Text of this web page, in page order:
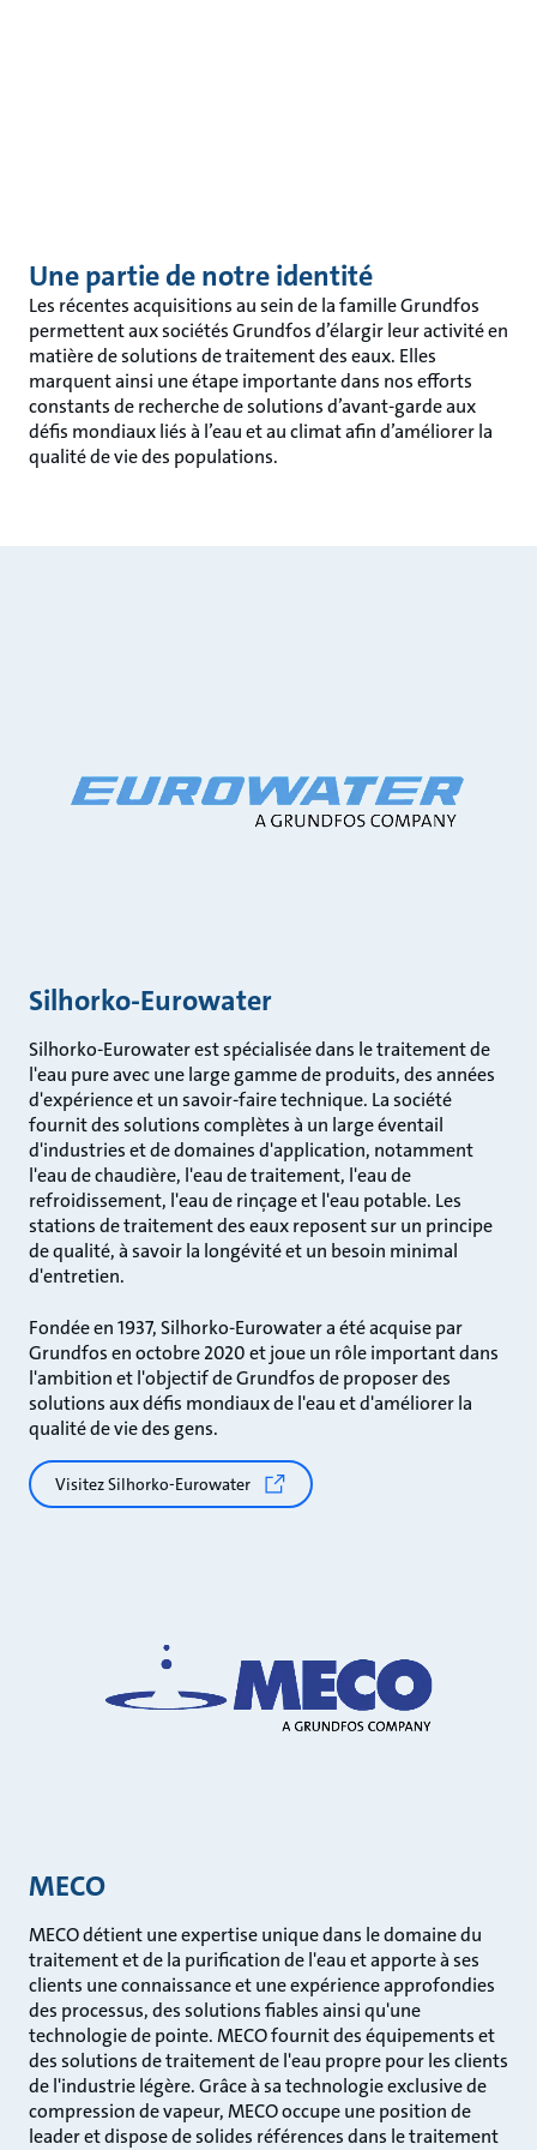
Une partie de notre identité
Les récentes acquisitions au sein de la famille Grundfos
permettent aux sociétés Grundfos d’élargir leur activité en
matière de solutions de traitement des eaux. Elles
marquent ainsi une étape importante dans nos efforts
constants de recherche de solutions d’avant-garde aux
défis mondiaux liés à l’eau et au climat afin d’améliorer la
qualité de vie des populations.
Silhorko-Eurowater
Silhorko-Eurowater est spécialisée dans le traitement de
l'eau pure avec une large gamme de produits, des années
d'expérience et un savoir-faire technique. La société
fournit des solutions complètes à un large éventail
d'industries et de domaines d'application, notamment
l'eau de chaudière, l'eau de traitement, l'eau de
refroidissement, l'eau de rinçage et l'eau potable. Les
stations de traitement des eaux reposent sur un principe
de qualité, à savoir la longévité et un besoin minimal
d'entretien.
Fondée en 1937, Silhorko-Eurowater a été acquise par
Grundfos en octobre 2020 et joue un rôle important dans
l'ambition et l'objectif de Grundfos de proposer des
solutions aux défis mondiaux de l'eau et d'améliorer la
qualité de vie des gens.
Visitez Silhorko-Eurowater
MECO
MECO détient une expertise unique dans le domaine du
traitement et de la purification de l'eau et apporte à ses
clients une connaissance et une expérience approfondies
des processus, des solutions fiables ainsi qu'une
technologie de pointe. MECO fournit des équipements et
des solutions de traitement de l'eau propre pour les clients
de l'industrie légère. Grâce à sa technologie exclusive de
compression de vapeur, MECO occupe une position de
leader et dispose de solides références dans le traitement